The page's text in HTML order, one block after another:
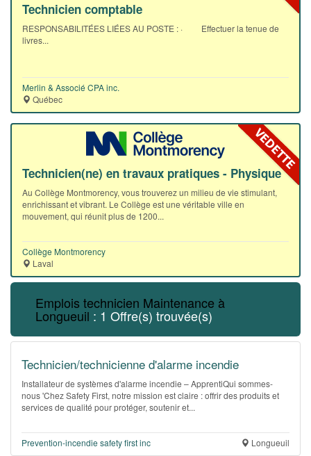
Technicien comptable
RESPONSABILITÉES LIÉES AU POSTE : · Effectuer la tenue de
livres...
Merlin & Associé CPA inc.
Québec
Technicien(ne) en travaux pratiques - Physique
Au Collège Montmorency, vous trouverez un milieu de vie stimulant,
enrichissant et vibrant. Le Collège est une véritable ville en
mouvement, qui réunit plus de 1200...
Collège Montmorency
Laval
Emplois technicien Maintenance à
Longueuil : 1 Offre(s) trouvée(s)
Technicien/technicienne d'alarme incendie
Installateur de systèmes d'alarme incendie – ApprentiQui sommes-
nous 'Chez Safety First, notre mission est claire : offrir des produits et
services de qualité pour protéger, soutenir et...
Prevention-incendie safety first inc Longueuil